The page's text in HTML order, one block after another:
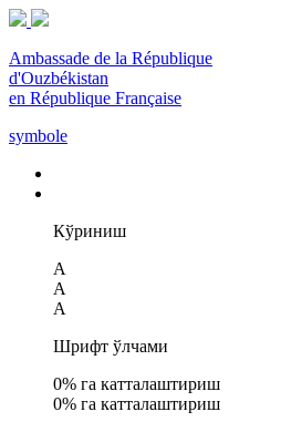
Ambassade de la République
d'Ouzbékistan
en République Française
symbole
Кўриниш
A
A
A
Шрифт ўлчами
0% га катталаштириш
0% га катталаштириш